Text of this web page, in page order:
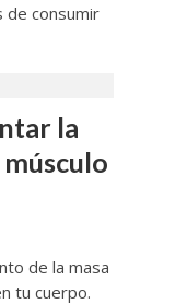
de consumir
la
de la masa
tu cuerpo.